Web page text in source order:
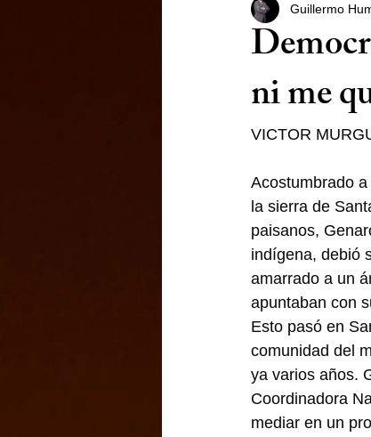
ni me
Guillermo
VICTOR
Acostumbrado
la sierra de
paisanos,
indígena, debió
amarrado a un
apuntaban con
Esto pasó en
comunidad del
ya varios años.
Coordinadora
mediar en un